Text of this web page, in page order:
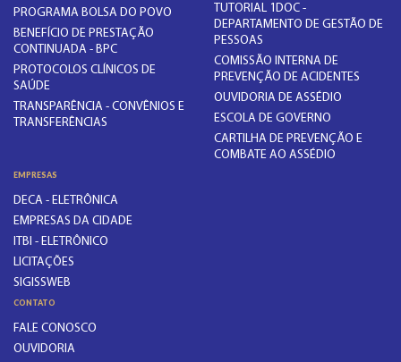
PROGRAMA BOLSA DO POVO
BENEFÍCIO DE PRESTAÇÃO
CONTINUADA - BPC
PROTOCOLOS CLÍNICOS DE
SAÚDE
TRANSPARÊNCIA - CONVÊNIOS E
TRANSFERÊNCIAS
TUTORIAL 1DOC -
DEPARTAMENTO DE GESTÃO DE
PESSOAS
COMISSÃO INTERNA DE
PREVENÇÃO DE ACIDENTES
OUVIDORIA DE ASSÉDIO
ESCOLA DE GOVERNO
CARTILHA DE PREVENÇÃO E
COMBATE AO ASSÉDIO
EMPRESAS
DECA - ELETRÔNICA
EMPRESAS DA CIDADE
ITBI - ELETRÔNICO
LICITAÇÕES
SIGISSWEB
CONTATO
FALE CONOSCO
OUVIDORIA